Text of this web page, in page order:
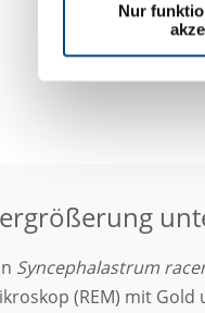
Nur
Syncephalastrum
(REM) mit